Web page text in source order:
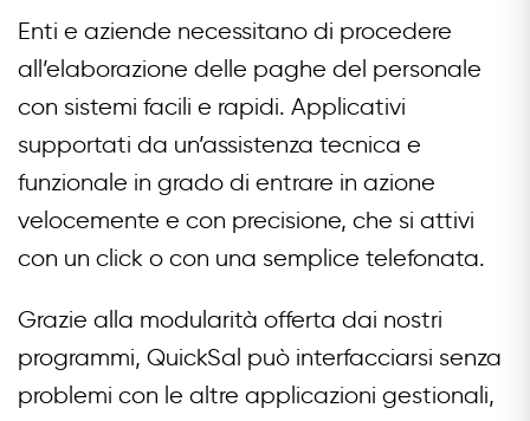
Enti e aziende necessitano di procedere
all’elaborazione delle paghe del personale
con sistemi facili e rapidi. Applicativi
supportati da un’assistenza tecnica e
funzionale in grado di entrare in azione
velocemente e con precisione, che si attivi
con un click o con una semplice telefonata.
Grazie alla modularità offerta dai nostri
programmi, QuickSal può interfacciarsi senza
problemi con le altre applicazioni gestionali,